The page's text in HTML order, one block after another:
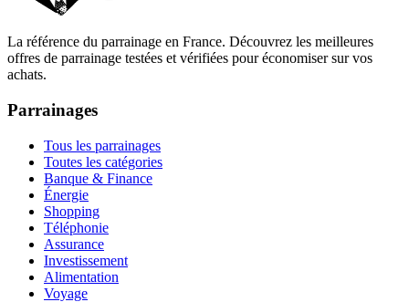
La référence du parrainage en France. Découvrez les meilleures
offres de parrainage testées et vérifiées pour économiser sur vos
achats.
Parrainages
Tous les parrainages
Toutes les catégories
Banque & Finance
Énergie
Shopping
Téléphonie
Assurance
Investissement
Alimentation
Voyage